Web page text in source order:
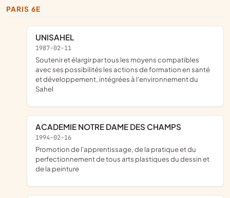
PARIS 6E
UNISAHEL
1987-02-11
soutenir et élargir par tous les moyens compatibles
avec ses possibilités les actions de formation en santé
et développement, intégrées à l'environnement du
Sahel
ACADEMIE NOTRE DAME DES CHAMPS
1994-02-16
promotion de l'apprentissage, de la pratique et du
perfectionnement de tous arts plastiques du dessin et
de la peinture